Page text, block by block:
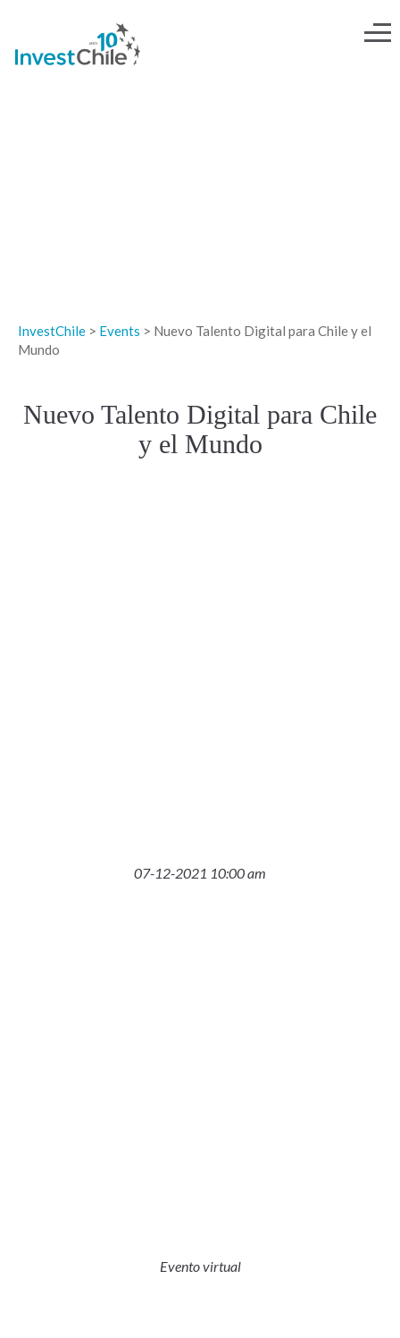
InvestChile > Events > Nuevo Talento Digital para Chile y el
Mundo
Nuevo Talento Digital para Chile
y el Mundo
07-12-2021 10:00 am
Evento virtual